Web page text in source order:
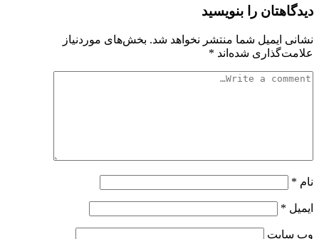
دیدگاهتان را بنویسید
نشانی ایمیل شما منتشر نخواهد شد. بخش‌های موردنیاز
علامت‌گذاری شده‌اند *
نام *
ایمیل *
وب‌ سایت